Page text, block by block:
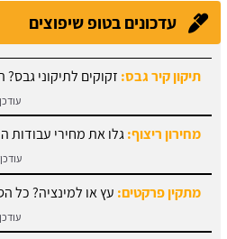
עדכונים בטופ שיפוצים
תיקון קיר גבס: זקוקים לתיקוני
מחירון ריצוף:גלו את מחירי עבודות
מתקין פרקטים: עץ או למינציה? כל